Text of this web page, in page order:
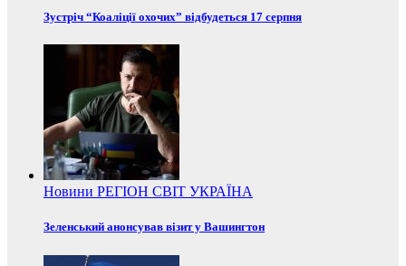
Зустріч “Коаліції охочих” відбудеться 17 серпня
Новини РЕГІОН СВІТ УКРАЇНА
Зеленський анонсував візит у Вашингтон